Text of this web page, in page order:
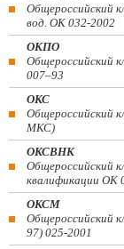
Общероссийский
вод. ОК 032-2002
ОКПО
Общероссийский
007–93
ОКС
Общероссийский
МКС)
ОКСВНК
Общероссийский
квалификации ОК
ОКСМ
Общероссийский
97) 025-2001